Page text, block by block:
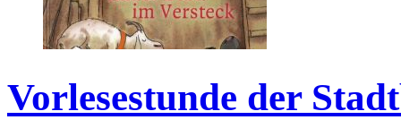
Vorlesestunde der